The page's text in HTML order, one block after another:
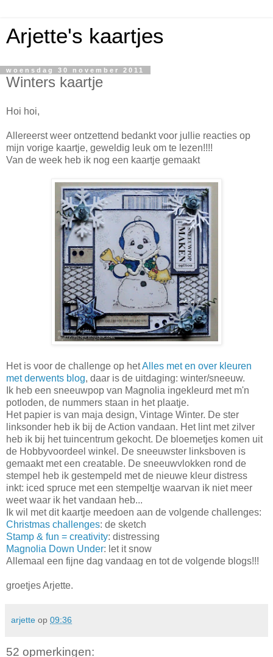
Arjette's kaartjes
woensdag 30 november 2011
Winters kaartje
Hoi hoi,
Allereerst weer ontzettend bedankt voor jullie reacties op
mijn vorige kaartje, geweldig leuk om te lezen!!!!
Van de week heb ik nog een kaartje gemaakt
Het is voor de challenge op hetAlles met en over kleuren
met derwents blog, daar is de uitdaging: winter/sneeuw.
Ik heb een sneeuwpop van Magnolia ingekleurd met m'n
potloden, de nummers staan in het plaatje.
Het papier is van maja design, Vintage Winter. De ster
linksonder heb ik bij de Action vandaan. Het lint met zilver
heb ik bij het tuincentrum gekocht. De bloemetjes komen uit
de Hobbyvoordeel winkel. De sneeuwster linksboven is
gemaakt met een creatable. De sneeuwvlokken rond de
stempel heb ik gestempeld met de nieuwe kleur distress
inkt: iced spruce met een stempeltje waarvan ik niet meer
weet waar ik het vandaan heb...
Ik wil met dit kaartje meedoen aan de volgende challenges:
Christmas challenges: de sketch
Stamp & fun = creativity: distressing
Magnolia Down Under: let it snow
Allemaal een fijne dag vandaag en tot de volgende blogs!!!
groetjes Arjette.
arjette op 09:36
52 opmerkingen: